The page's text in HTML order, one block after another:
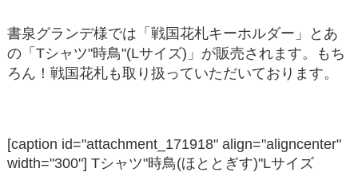
書泉グランデ様では「戦国花札キーホルダー」とあ
の「Tシャツ"時鳥"(Lサイズ)」が販売されます。もち
ろん！戦国花札も取り扱っていただいております。
[caption id="attachment_171918" align="aligncenter"
width="300"] Tシャツ"時鳥(ほととぎす)"Lサイズ